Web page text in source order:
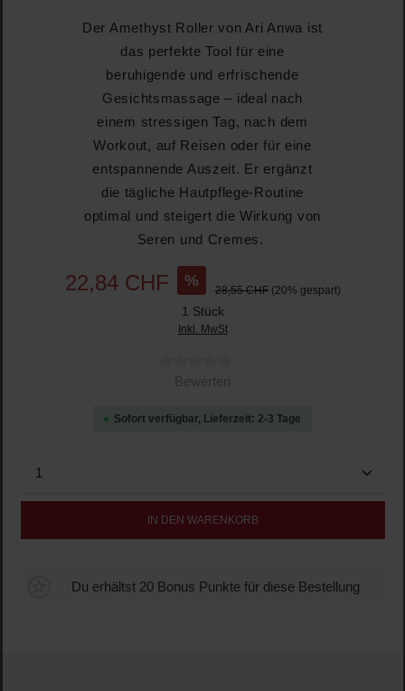
Der Amethyst Roller von Ari Anwa ist
das perfekte Tool für eine
beruhigende und erfrischende
Gesichtsmassage – ideal nach
einem stressigen Tag, nach dem
Workout, auf Reisen oder für eine
entspannende Auszeit. Er ergänzt
die tägliche Hautpflege-Routine
optimal und steigert die Wirkung von
Seren und Cremes.
22,84 CHF %
28,55 CHF (20% gespart)
1 Stück
Inkl. MwSt
Durchschnittliche Bewertung von 0 von 5 Sternen
Bewerten
Sofort verfügbar, Lieferzeit: 2-3 Tage
Produkt Anzahl: Gib den gewünschten Wert ein
IN DEN WARENKORB
Du erhältst 20 Bonus Punkte für diese Bestellung